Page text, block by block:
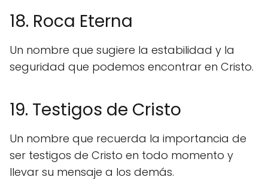
18. Roca Eterna
Un nombre que sugiere la estabilidad y la
seguridad que podemos encontrar en Cristo.
19. Testigos de Cristo
Un nombre que recuerda la importancia de
ser testigos de Cristo en todo momento y
llevar su mensaje a los demás.